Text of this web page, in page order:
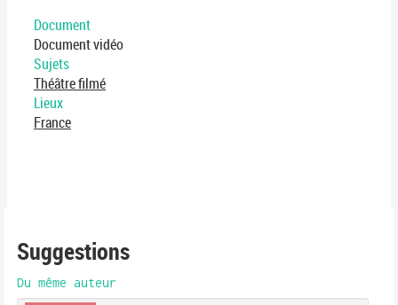
Document
Document vidéo
Sujets
Théâtre filmé
Lieux
France
Suggestions
Du même auteur